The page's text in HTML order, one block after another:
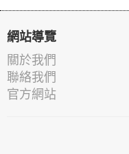
網站導覽
關於我們
聯絡我們
官方網站